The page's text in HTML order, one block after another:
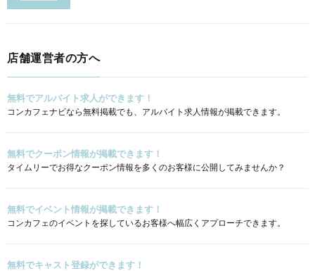
店舗運営者の方へ
無料でアルバイト求人ができます！
コンカフェナビなら無料掲載でも、アルバイト求人情報が掲載できます。
無料でクーポン情報が掲載できます！
タイムリーでお得なクーポン情報を多くのお客様に公開してみませんか？
無料でイベント情報が掲載できます！
コンカフェのイベントを探しているお客様へ幅広くアプローチできます。
無料でキャスト登録ができます！